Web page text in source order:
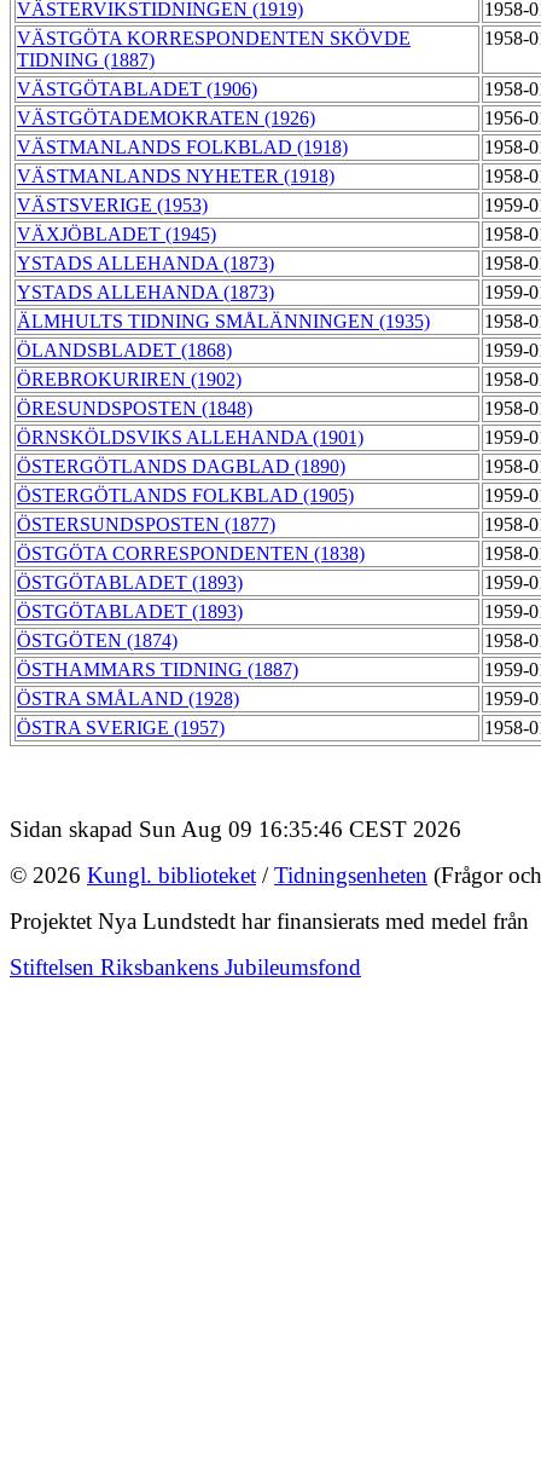
VÄSTERVIKSTIDNINGEN (1919)
1958-
VÄSTGÖTA KORRESPONDENTEN SKÖVDE
TIDNING (1887)
1958-
VÄSTGÖTABLADET (1906)
1958-
VÄSTGÖTADEMOKRATEN (1926)
1956-
VÄSTMANLANDS FOLKBLAD (1918)
1958-
VÄSTMANLANDS NYHETER (1918)
1958-
VÄSTSVERIGE (1953)
1959-
VÄXJÖBLADET (1945)
1958-
YSTADS ALLEHANDA (1873)
1958-
YSTADS ALLEHANDA (1873)
1959-
ÄLMHULTS TIDNING SMÅLÄNNINGEN (1935)
1958-
ÖLANDSBLADET (1868)
1959-
ÖREBROKURIREN (1902)
1958-
ÖRESUNDSPOSTEN (1848)
1958-
ÖRNSKÖLDSVIKS ALLEHANDA (1901)
1959-
ÖSTERGÖTLANDS DAGBLAD (1890)
1958-
ÖSTERGÖTLANDS FOLKBLAD (1905)
1959-
ÖSTERSUNDSPOSTEN (1877)
1958-
ÖSTGÖTA CORRESPONDENTEN (1838)
1958-
ÖSTGÖTABLADET (1893)
1959-
ÖSTGÖTABLADET (1893)
1959-
ÖSTGÖTEN (1874)
1958-
ÖSTHAMMARS TIDNING (1887)
1959-
ÖSTRA SMÅLAND (1928)
1959-
ÖSTRA SVERIGE (1957)
1958-
Sidan skapad Sun Aug 09 16:35:46 CEST 2026
© 2026 Kungl. biblioteket /Tidningsenheten (Frågor
Projektet Nya Lundstedt har finansierats med medel från
Stiftelsen Riksbankens Jubileumsfond